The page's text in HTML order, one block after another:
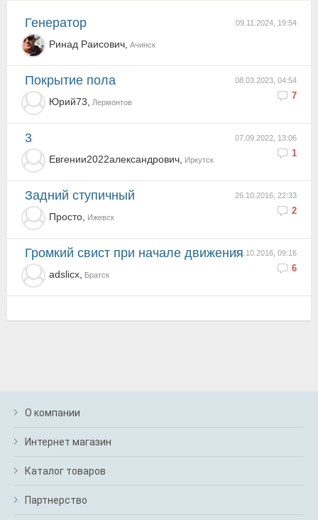
09.11.2024, 19:54
Генератор
Ринад Раисович, Ачинск
08.03.2023, 04:54
7
покрытие пола
Юрий73, Лермонтов
07.09.2022, 13:06
1
3
Евгении2022александрович, Иркутск
26.10.2016, 22:33
2
Задний ступичный
Просто, Ижевск
21.10.2016, 09:16
6
Громкий свист при начале движения
adslicx, Братск
О компании
Интернет магазин
Каталог товаров
Партнерство